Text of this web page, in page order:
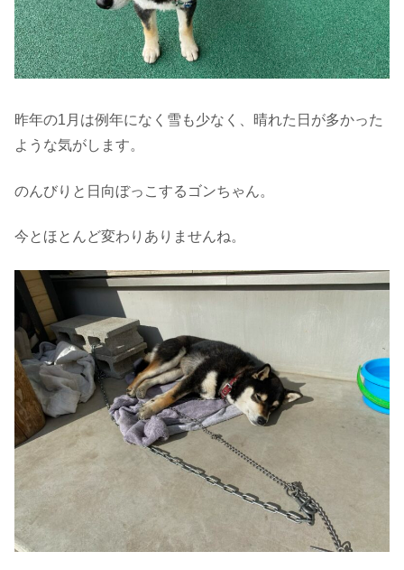
昨年の1月は例年になく雪も少なく、晴れた日が多かった
ような気がします。
のんびりと日向ぼっこするゴンちゃん。
今とほとんど変わりありませんね。